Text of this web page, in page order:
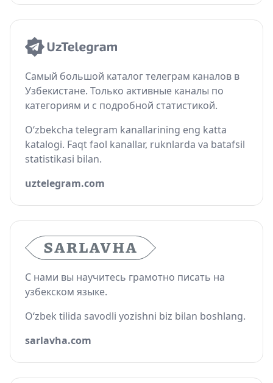
Самый большой каталог телеграм каналов в
Узбекистане. Только активные каналы по
категориям и с подробной статистикой.
O‘zbekcha telegram kanallarining eng katta
katalogi. Faqt faol kanallar, ruknlarda va batafsil
statistikasi bilan.
uztelegram.com
С нами вы научитесь грамотно писать на
узбекском языке.
O‘zbek tilida savodli yozishni biz bilan boshlang.
sarlavha.com